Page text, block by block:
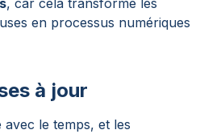
en processus numériques
à jour
avec le temps, et les